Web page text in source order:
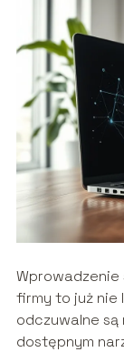
Wprowadzenie
firmy to już nie
odczuwalne są
dostępnym